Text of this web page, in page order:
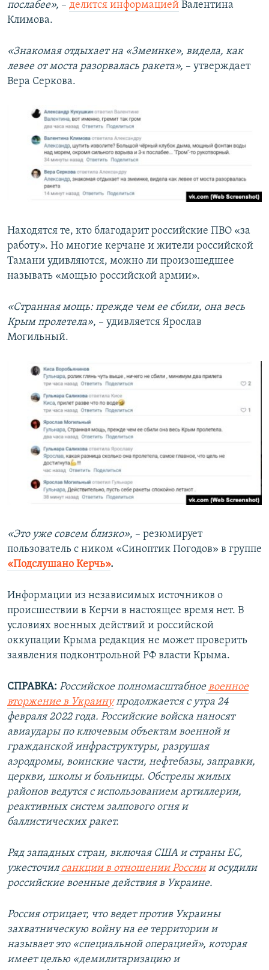
послабее», – делится информацией Валентина
Климова.
«Знакомая отдыхает на «Змеинке», видела, как
левее от моста разорвалась ракета», – утверждает
Вера Серкова.
Находятся те, кто благодарит российские ПВО «за
работу». Но многие керчане и жители российской
Тамани удивляются, можно ли произошедшее
называть «мощью российской армии».
«Странная мощь: прежде чем ее сбили, она весь
Крым пролетела», – удивляется Ярослав
Могильный.
«Это уже совсем близко», – резюмирует
пользователь с ником «Синоптик Погодов» в группе
«Подслушано Керчь».
Информации из независимых источников о
происшествии в Керчи в настоящее время нет. В
условиях военных действий и российской
оккупации Крыма редакция не может проверить
заявления подконтрольной РФ власти Крыма.
СПРАВКА: Российское полномасштабное военное
вторжение в Украинупродолжается с утра 24
февраля 2022 года. Российские войска наносят
авиаудары по ключевым объектам военной и
гражданской инфраструктуры, разрушая
аэродромы, воинские части, нефтебазы, заправки,
церкви, школы и больницы. Обстрелы жилых
районов ведутся с использованием артиллерии,
реактивных систем залпового огня и
баллистических ракет.
Ряд западных стран, включая США и страны ЕС,
ужесточил санкции в отношении Россиии осудили
российские военные действия в Украине.
Россия отрицает, что ведет против Украины
захватническую войну на ее территории и
называет это «специальной операцией», которая
имеет целью «демилитаризацию и